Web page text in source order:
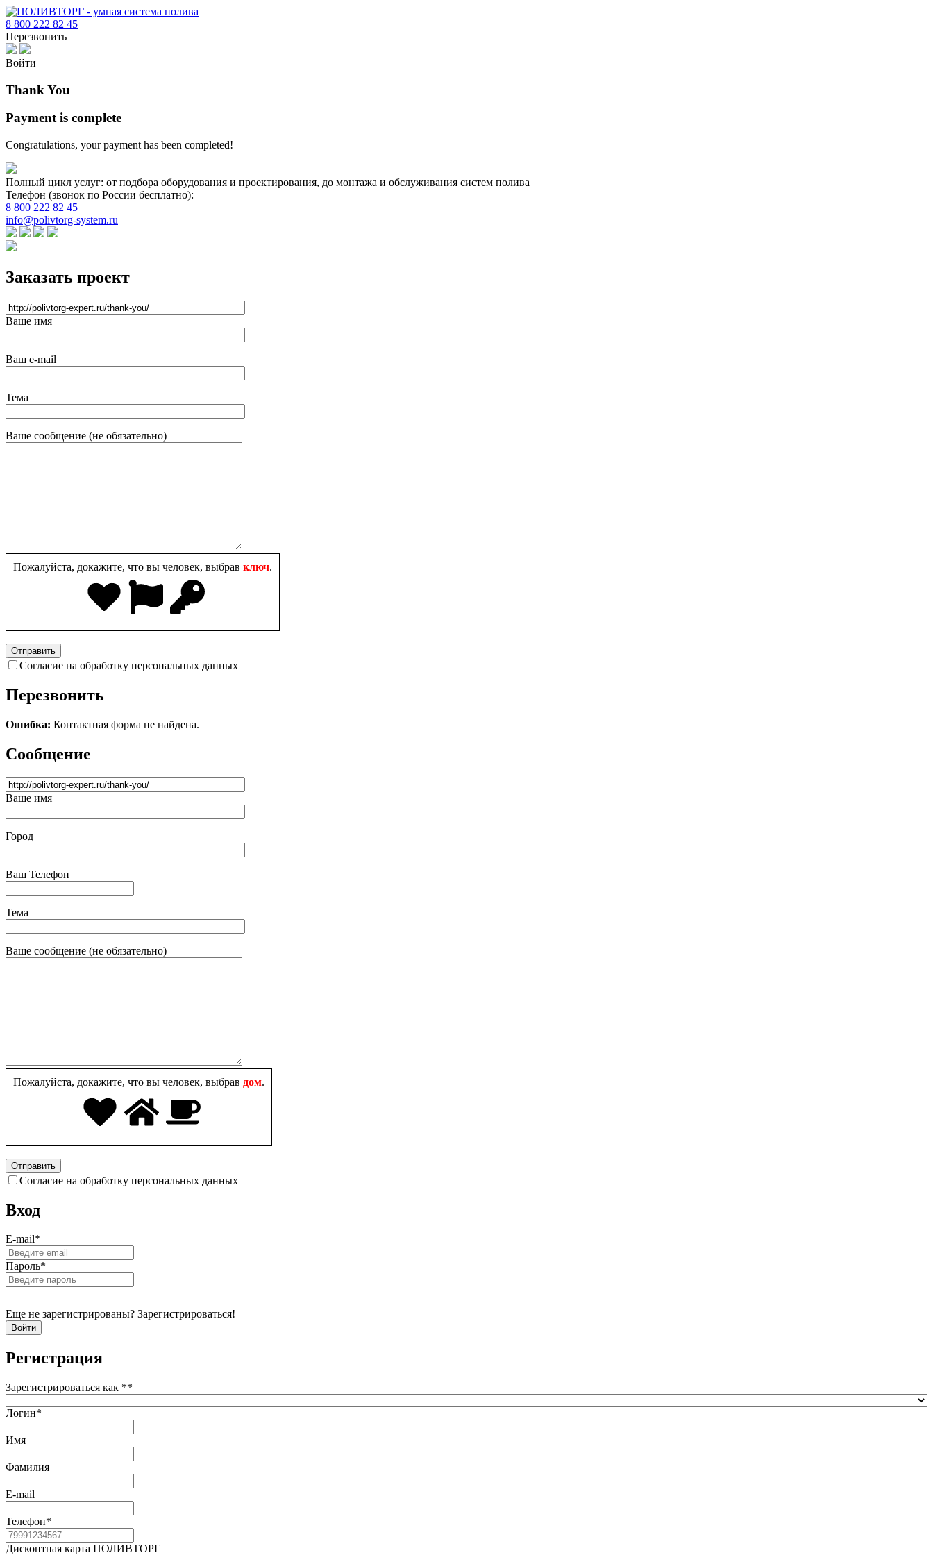
8 800 222 82 45
Перезвонить
Войти
Thank You
Payment is complete
Congratulations, your payment has been completed!
Полный цикл услуг: от подбора оборудования и проектирования, до монтажа и обслуживания систем полива
Телефон (звонок по России бесплатно):
8 800 222 82 45
info@polivtorg-system.ru
Заказать проект
Ваше имя
Ваш e-mail
Тема
Ваше сообщение (не обязательно)
Пожалуйста, докажите, что вы человек, выбрав ключ.
Согласие на обработку персональных данных
Перезвонить
Ошибка: Контактная форма не найдена.
Сообщение
Ваше имя
Город
Ваш Телефон
Тема
Ваше сообщение (не обязательно)
Пожалуйста, докажите, что вы человек, выбрав дом.
Согласие на обработку персональных данных
Вход
E-mail*
Пароль*
Еще не зарегистрированы? Зарегистрироваться!
Регистрация
Зарегистрироваться как **
Логин*
Имя
Фамилия
E-mail
Телефон*
Дисконтная карта ПОЛИВТОРГ